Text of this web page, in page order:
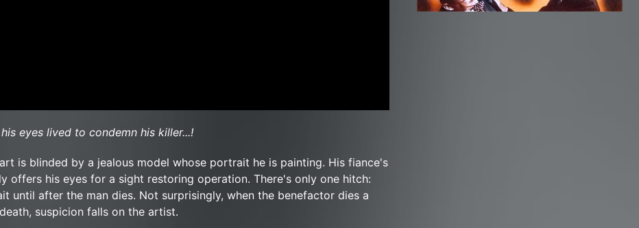
eyes lived to condemn his killer...!
is blinded by a jealous model whose portrait he is painting. His fiance's
offers his eyes for a sight restoring operation. There's only one hitch:
until after the man dies. Not surprisingly, when the benefactor dies a
suspicion falls on the artist.